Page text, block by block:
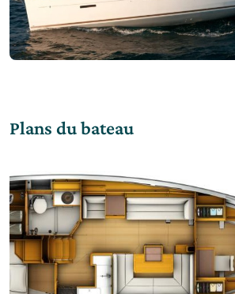
Plans du bateau